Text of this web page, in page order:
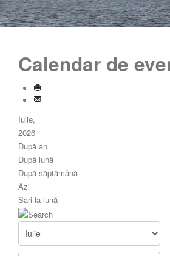
Calendar de
Iulie,
2026
După an
După lună
După săptămână
Azi
Sari la lună